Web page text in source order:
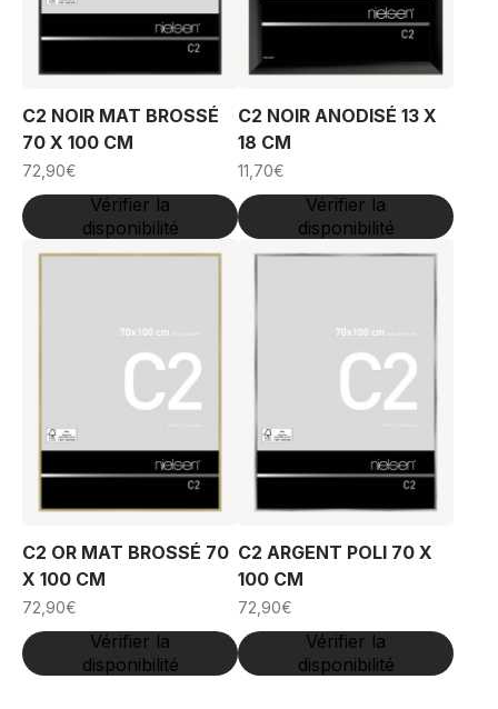
C2 NOIR MAT BROSSÉ
70 X 100 CM
72,90€
Vérifier la
disponibilité
C2 NOIR ANODISÉ 13 X
18 CM
11,70€
Vérifier la
disponibilité
C2 OR MAT BROSSÉ 70
X 100 CM
72,90€
Vérifier la
disponibilité
C2 ARGENT POLI 70 X
100 CM
72,90€
Vérifier la
disponibilité